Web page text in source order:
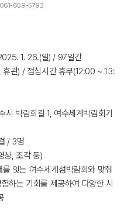
: 061-659-5792
1. 26.(일) / 97일간
관) / 점심시간 휴무(12:00 ~ 13:
박람회길 1, 여수세계박람회기
/ 3명
상, 조각 등)
잇는 여수세계섬박람회와 맞춰
하는 기회를 제공하여 다양한 시